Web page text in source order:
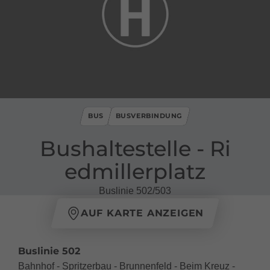
Bushaltestelle ​-​ Ri
edmillerplatz
BUS BUSVERBINDUNG
Buslinie 502/503
AUF KARTE ANZEIGEN
Buslinie 502
Bahnhof - Spritzerbau - Brunnenfeld - Beim Kreuz -